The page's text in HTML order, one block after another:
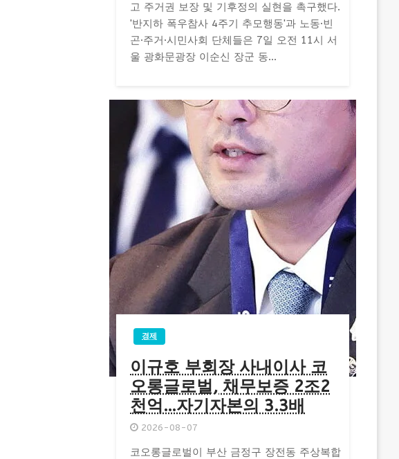
고 주거권 보장 및 기후정의 실현을 촉구했다.
'반지하 폭우참사 4주기 추모행동'과 노동·빈
곤·주거·시민사회 단체들은 7일 오전 11시 서
울 광화문광장 이순신 장군 동...
경제
이규호 부회장 사내이사 코
오롱글로벌, 채무보증 2조2
천억…자기자본의 3.3배
2026-08-07
코오롱글로벌이 부산 금정구 장전동 주상복합